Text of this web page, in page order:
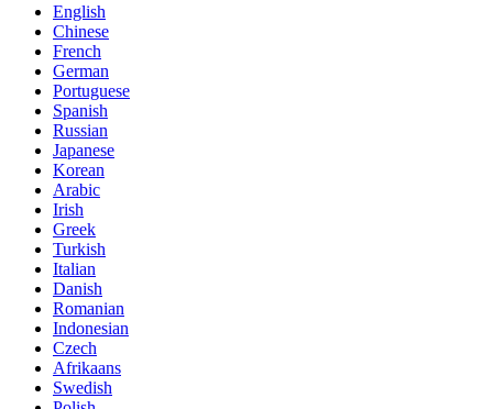
English
Chinese
French
German
Portuguese
Spanish
Russian
Japanese
Korean
Arabic
Irish
Greek
Turkish
Italian
Danish
Romanian
Indonesian
Czech
Afrikaans
Swedish